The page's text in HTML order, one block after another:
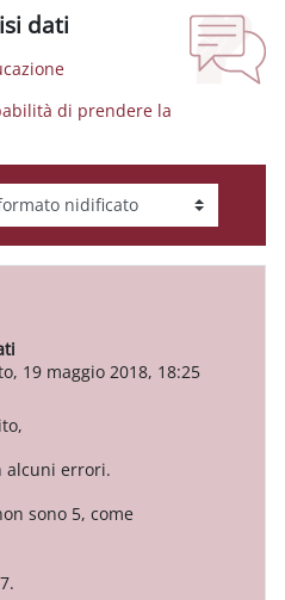
dati
di prendere la
19 maggio 2018, 18:25
alcuni errori.
sono 5, come